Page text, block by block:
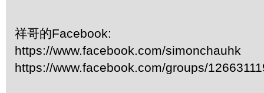
祥哥的Facebook:
https://www.facebook.com/simonchauhk
https://www.facebook.com/groups/